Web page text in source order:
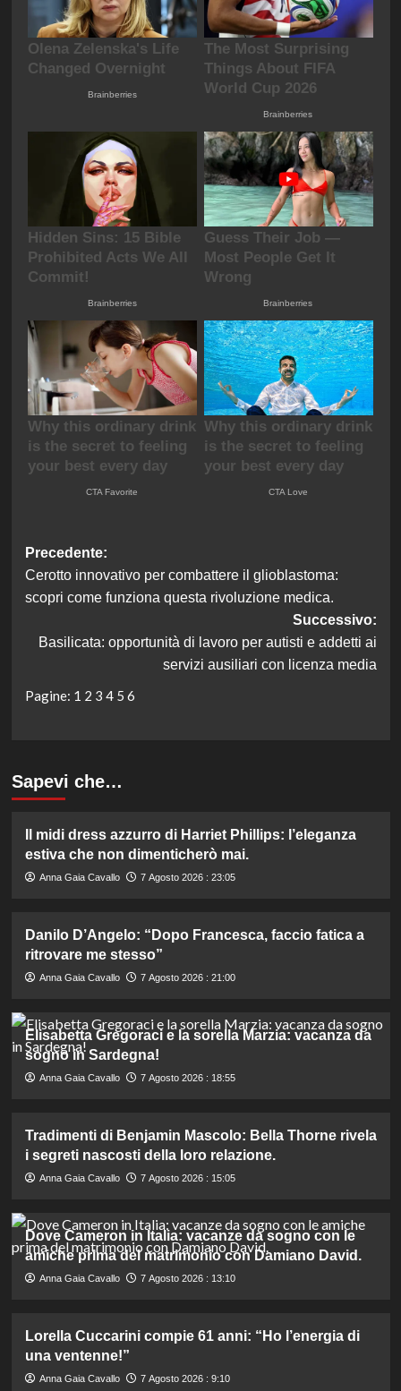
Navigazione
articolo
Precedente:
Cerotto innovativo per combattere il glioblastoma:
scopri come funziona questa rivoluzione medica.
Successivo:
Basilicata: opportunità di lavoro per autisti e addetti ai
servizi ausiliari con licenza media
Pagine: 1 2 3 4 5 6
Sapevi che…
Il midi dress azzurro di Harriet Phillips: l’eleganza
estiva che non dimenticherò mai.
Anna Gaia Cavallo 7 Agosto 2026 : 23:05
Danilo D’Angelo: “Dopo Francesca, faccio fatica a
ritrovare me stesso”
Anna Gaia Cavallo 7 Agosto 2026 : 21:00
Elisabetta Gregoraci e la sorella Marzia: vacanza da
sogno in Sardegna!
Anna Gaia Cavallo 7 Agosto 2026 : 18:55
Tradimenti di Benjamin Mascolo: Bella Thorne rivela
i segreti nascosti della loro relazione.
Anna Gaia Cavallo 7 Agosto 2026 : 15:05
Dove Cameron in Italia: vacanze da sogno con le
amiche prima del matrimonio con Damiano David.
Anna Gaia Cavallo 7 Agosto 2026 : 13:10
Lorella Cuccarini compie 61 anni: “Ho l’energia di
una ventenne!”
Anna Gaia Cavallo 7 Agosto 2026 : 9:10